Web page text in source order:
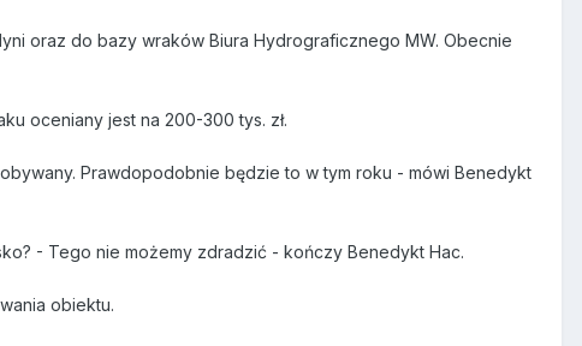
oraz do bazy wraków Biura Hydrograficznego MW. Obecnie
oceniany jest na 200-300 tys. zł.
Prawdopodobnie będzie to w tym roku - mówi Benedykt
- Tego nie możemy zdradzić - kończy Benedykt Hac.
obiektu.